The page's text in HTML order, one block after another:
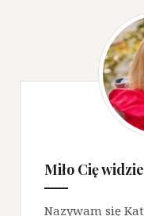
Miło Cię
Nazywam się